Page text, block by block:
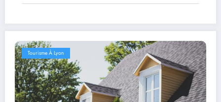
Tourisme À Lyon